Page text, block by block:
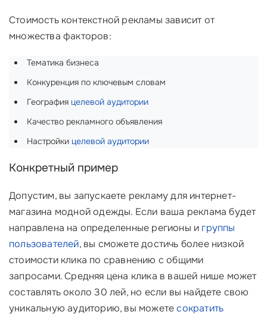
Стоимость контекстной рекламы зависит от
множества факторов:
Тематика бизнеса
Конкуренция по ключевым словам
География целевой аудитории
Качество рекламного объявления
Настройки целевой аудитории
Конкретный пример
Допустим, вы запускаете рекламу для интернет-
магазина модной одежды. Если ваша реклама будет
направлена на определенные регионы и группы
пользователей, вы сможете достичь более низкой
стоимости клика по сравнению с общими
запросами. Средняя цена клика в вашей нише может
составлять около 30 лей, но если вы найдете свою
уникальную аудиторию, вы можетесократить